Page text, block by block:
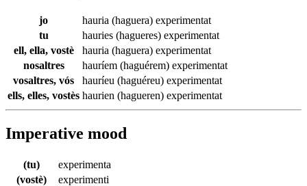
jo hauria (haguera) experimentat
tu
hauries (hagueres) experimentat
ell, ella, vostè
hauria (haguera) experimentat
nosaltres
hauríem (haguérem) experimentat
vosaltres, vós
hauríeu (haguéreu) experimentat
ells, elles, vostès haurien (hagueren) experimentat
Imperative mood
(tu)
experimenta
(vostè)
experimenti